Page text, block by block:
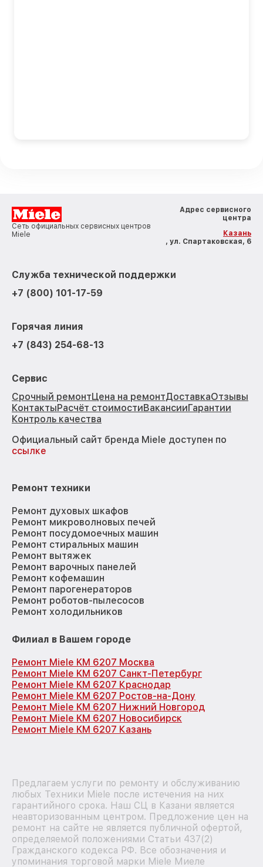
Сеть официальных сервисных центров
Miele
Адрес сервисного
центра
Казань
, ул. Спартаковская, 6
Служба технической поддержки
+7 (800) 101-17-59
Горячая линия
+7 (843) 254-68-13
Сервис
Срочный ремонтЦена на ремонтДоставкаОтзывы
КонтактыРасчёт стоимостиВакансииГарантии
Контроль качества
Официальный сайт бренда Miele доступен по
ссылке
Ремонт техники
Ремонт духовых шкафов
Ремонт микроволновых печей
Ремонт посудомоечных машин
Ремонт стиральных машин
Ремонт вытяжек
Ремонт варочных панелей
Ремонт кофемашин
Ремонт парогенераторов
Ремонт роботов-пылесосов
Ремонт холодильников
Филиал в Вашем городе
Ремонт Miele KM 6207 Москва
Ремонт Miele KM 6207 Санкт-Петербург
Ремонт Miele KM 6207 Краснодар
Ремонт Miele KM 6207 Ростов-на-Дону
Ремонт Miele KM 6207 Нижний Новгород
Ремонт Miele KM 6207 Новосибирск
Ремонт Miele KM 6207 Казань
Предлагаем услуги по ремонту и обслуживанию
любых Техники Miele после истечения на них
гарантийного срока. Наш СЦ в Казани является
неавторизованным центром. Предложение цен на
ремонт на сайте не является публичной офертой,
определяемой положениями Статьи 437(2)
Гражданского кодекса РФ. Все обозначения и
упоминания торговой марки Miele Миеле